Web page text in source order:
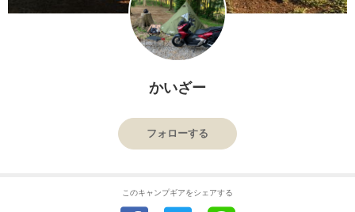
かいざー
フォローする
このキャンプギアをシェアする